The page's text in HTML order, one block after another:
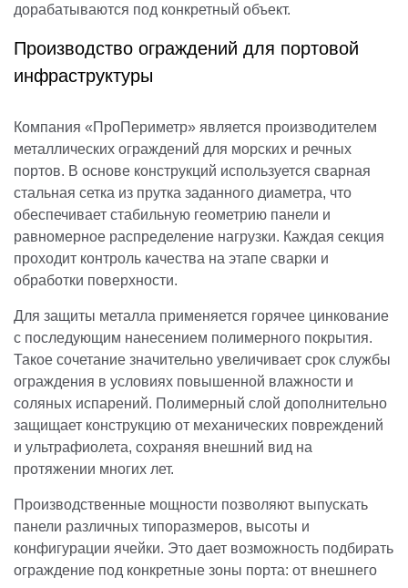
дорабатываются под конкретный объект.
Производство ограждений для портовой
инфраструктуры
Компания «ПроПериметр» является производителем
металлических ограждений для морских и речных
портов. В основе конструкций используется сварная
стальная сетка из прутка заданного диаметра, что
обеспечивает стабильную геометрию панели и
равномерное распределение нагрузки. Каждая секция
проходит контроль качества на этапе сварки и
обработки поверхности.
Для защиты металла применяется горячее цинкование
с последующим нанесением полимерного покрытия.
Такое сочетание значительно увеличивает срок службы
ограждения в условиях повышенной влажности и
соляных испарений. Полимерный слой дополнительно
защищает конструкцию от механических повреждений
и ультрафиолета, сохраняя внешний вид на
протяжении многих лет.
Производственные мощности позволяют выпускать
панели различных типоразмеров, высоты и
конфигурации ячейки. Это дает возможность подбирать
ограждение под конкретные зоны порта: от внешнего